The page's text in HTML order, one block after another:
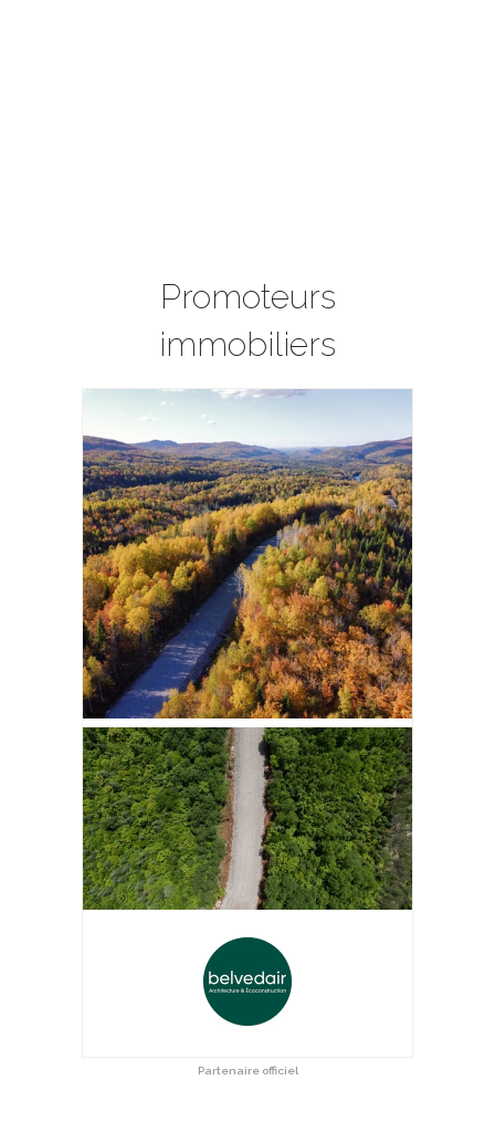
Promoteurs
immobiliers
Partenaire officiel